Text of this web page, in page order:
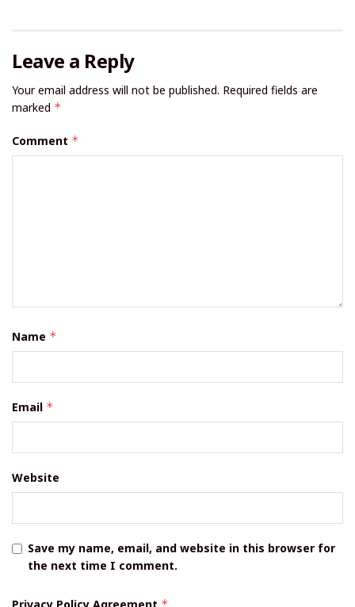
Leave a Reply
Your email address will not be published. Required fields are
marked *
Comment *
Name *
Email *
Website
Save my name, email, and website in this browser for
the next time I comment.